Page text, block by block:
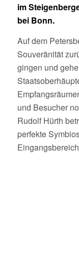
im
bei Bonn.
Auf dem
Souveränität
gingen und
und Besucher
Rudolf Hürth
perfekte